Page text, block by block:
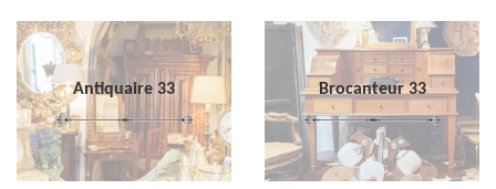
Antiquaire 33 Brocanteur 33